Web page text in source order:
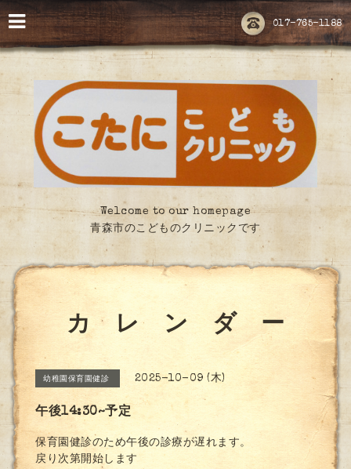
017-765-1188
Welcome to our homepage
青森市のこどものクリニックです
カ レ ン ダ ー
幼稚園保育園健診 2025-10-09 (木)
午後14:30~予定
保育園健診のため午後の診療が遅れます。
戻り次第開始します